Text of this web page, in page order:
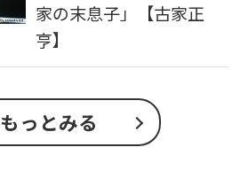
家の末息子」【古家正
亨】
もっとみる